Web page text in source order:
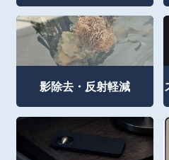
影除去・反射軽減